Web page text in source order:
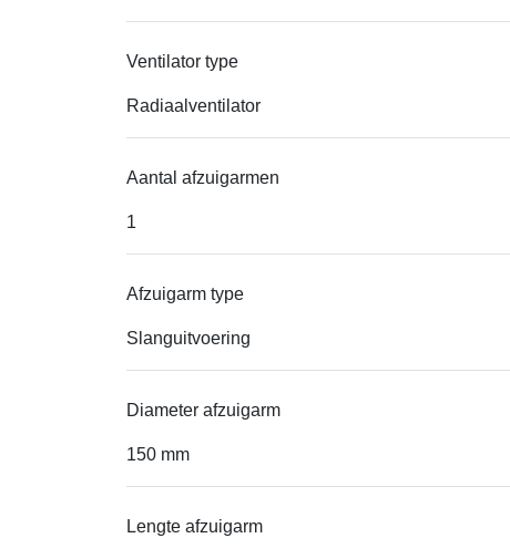
Ventilator type
Radiaalventilator
Aantal afzuigarmen
1
Afzuigarm type
Slanguitvoering
Diameter afzuigarm
150 mm
Lengte afzuigarm